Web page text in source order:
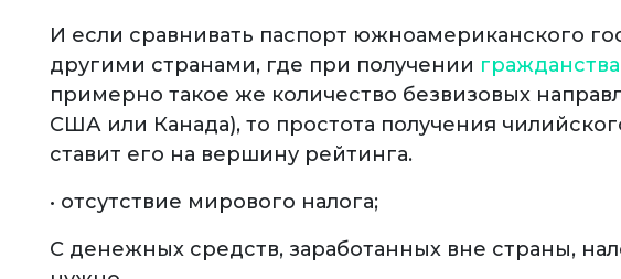
И если сравнивать паспорт южноамериканского
другими странами, где при получении гражданства
примерно такое же количество безвизовых
США или Канада), то простота получения
ставит его на вершину рейтинга.
• отсутствие мирового налога;
С денежных средств, заработанных вне страны,